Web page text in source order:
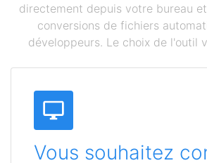
directement depuis votre bureau
conversions de fichiers
développeurs. Le choix de l'outil
Vous souhaitez